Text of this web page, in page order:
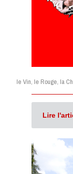
le Vin, le Rouge, la
Lire